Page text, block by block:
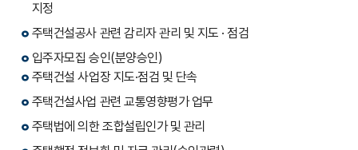
지정
주택건설공사 관련 감리자 관리 및 지도 · 점검
입주자모집 승인(분양승인)
주택건설 사업장 지도·점검 및 단속
주택건설사업 관련 교통영향평가 업무
주택법에 의한 조합설립인가 및 관리